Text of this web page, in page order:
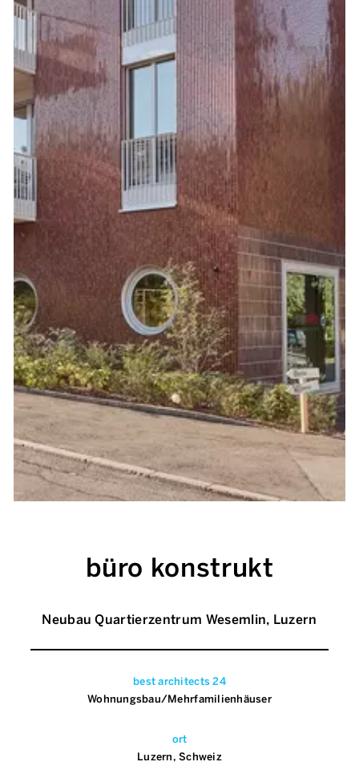
büro konstrukt
Neubau Quartierzentrum Wesemlin, Luzern
best architects 24
Wohnungsbau/Mehrfamilienhäuser
ort
Luzern, Schweiz